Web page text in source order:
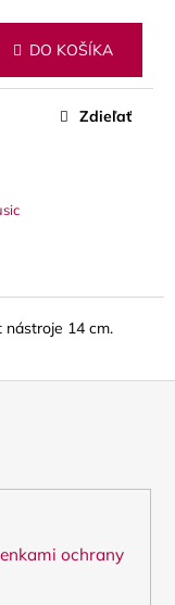
DO KOŠÍKA
Zdieľať
nástroje 14 cm.
ochrany